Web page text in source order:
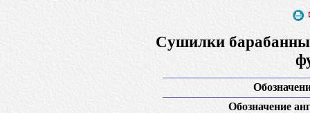
Cушилки
Обозначение